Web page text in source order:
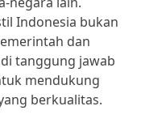
Indonesia bukan
dan
tanggung jawab
mendukung
berkualitas.